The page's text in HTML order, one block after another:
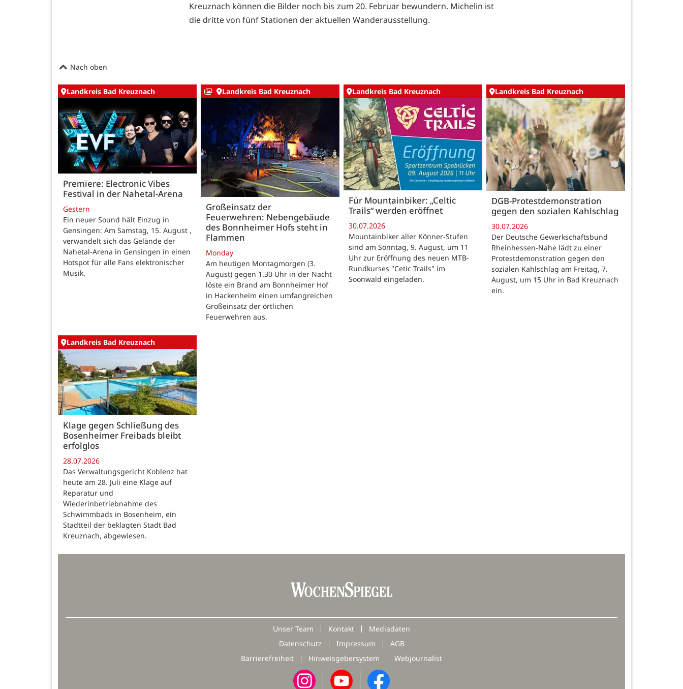
Kreuznach können die Bilder noch bis zum 20. Februar bewundern. Michelin ist
die dritte von fünf Stationen der aktuellen Wanderausstellung.
Nach oben
Landkreis Bad Kreuznach
Premiere: Electronic Vibes
Festival in der Nahetal-Arena
Gestern
Ein neuer Sound hält Einzug in
Gensingen: Am Samstag, 15. August ,
verwandelt sich das Gelände der
Nahetal-Arena in Gensingen in einen
Hotspot für alle Fans elektronischer
Musik.
Landkreis Bad Kreuznach
Großeinsatz der
Feuerwehren: Nebengebäude
des Bonnheimer Hofs steht in
Flammen
Monday
Am heutigen Montagmorgen (3.
August) gegen 1.30 Uhr in der Nacht
löste ein Brand am Bonnheimer Hof
in Hackenheim einen umfangreichen
Großeinsatz der örtlichen
Feuerwehren aus.
Landkreis Bad Kreuznach
Für Mountainbiker: „Celtic
Trails“ werden eröffnet
30.07.2026
Mountainbiker aller Könner-Stufen
sind am Sonntag, 9. August, um 11
Uhr zur Eröffnung des neuen MTB-
Rundkurses "Cetic Trails" im
Soonwald eingeladen.
Landkreis Bad Kreuznach
DGB-Protestdemonstration
gegen den sozialen Kahlschlag
30.07.2026
Der Deutsche Gewerkschaftsbund
Rheinhessen-Nahe lädt zu einer
Protestdemonstration gegen den
sozialen Kahlschlag am Freitag, 7.
August, um 15 Uhr in Bad Kreuznach
ein.
Landkreis Bad Kreuznach
Klage gegen Schließung des
Bosenheimer Freibads bleibt
erfolglos
28.07.2026
Das Verwaltungsgericht Koblenz hat
heute am 28. Juli eine Klage auf
Reparatur und
Wiederinbetriebnahme des
Schwimmbads in Bosenheim, ein
Stadtteil der beklagten Stadt Bad
Kreuznach, abgewiesen.
Unser Team Kontakt
Mediadaten
Datenschutz
Impressum
AGB
Barrierefreiheit
Hinweisgebersystem Webjournalist